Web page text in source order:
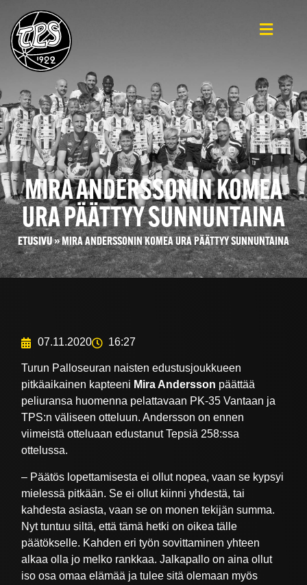
MIRA ANDERSSONIN KOMEA
URA PÄÄTTYY SUNNUNTAINA
ETUSIVU»MIRA ANDERSSONIN KOMEA URA PÄÄTTYY SUNNUNTAINA
07.11.2020 16:27
Turun Palloseuran naisten edustusjoukkueen
pitkäaikainen kapteeni Mira Andersson päättää
peliuransa huomenna pelattavaan PK-35 Vantaan ja
TPS:n väliseen otteluun. Andersson on ennen
viimeistä otteluaan edustanut Tepsiä 258:ssa
ottelussa.
– Päätös lopettamisesta ei ollut nopea, vaan se kypsyi
mielessä pitkään. Se ei ollut kiinni yhdestä, tai
kahdesta asiasta, vaan se on monen tekijän summa.
Nyt tuntuu siltä, että tämä hetki on oikea tälle
päätökselle. Kahden eri työn sovittaminen yhteen
alkaa olla jo melko rankkaa. Jalkapallo on aina ollut
iso osa omaa elämää ja tulee sitä olemaan myös